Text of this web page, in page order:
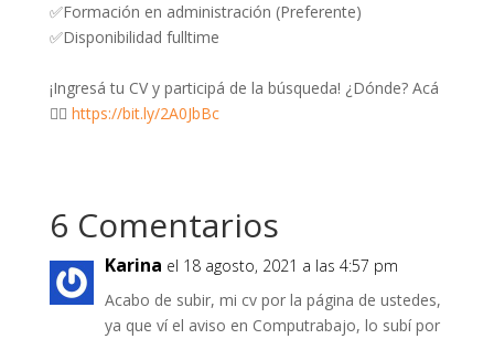
✅Formación en administración (Preferente)
✅Disponibilidad fulltime
¡Ingresá tu CV y participá de la búsqueda! ¿Dónde? Acá
👉🏽 https://bit.ly/2A0JbBc
6 Comentarios
Karina el 18 agosto, 2021 a las 4:57 pm
Acabo de subir, mi cv por la página de ustedes,
ya que ví el aviso en Computrabajo, lo subí por